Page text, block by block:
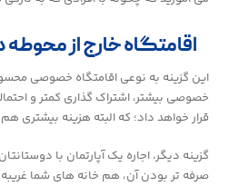
اقامتگاه خارج از
این گزینه به نوعی اقامتگاه خصوصی
خصوصی بیشتر، اشتراک گذاری کمتر و
قرار خواهد داد؛ که البته هزینه بیشتری
گزینه دیگر، اجاره یک آپارتمان با
صرفه تر بودن آن، هم خانه های شما